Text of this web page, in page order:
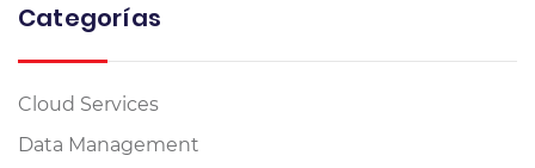
Categorías
Cloud Services
Data Management